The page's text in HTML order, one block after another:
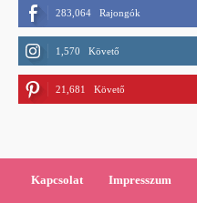
283,064 Rajongók
1,570 Követő
21,681 Követő
Kapcsolat Impresszum